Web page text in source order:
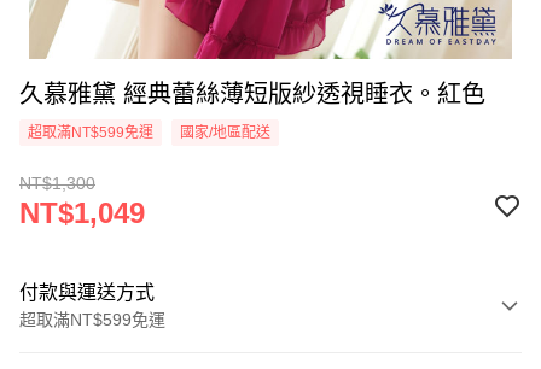
久慕雅黛 經典蕾絲薄短版紗透視睡衣。紅色
超取滿NT$599免運 國家/地區配送
NT$1,300
NT$1,049
付款與運送方式
超取滿NT$599免運